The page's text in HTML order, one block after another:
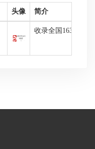
头像 简介
收录全国163家公